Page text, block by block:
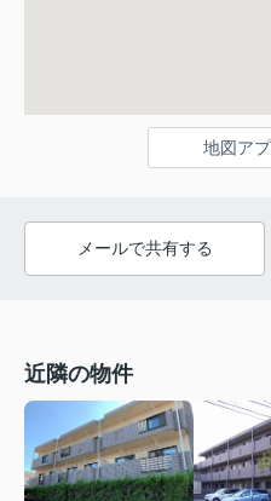
地図ア
メールで共有する
近隣の物件